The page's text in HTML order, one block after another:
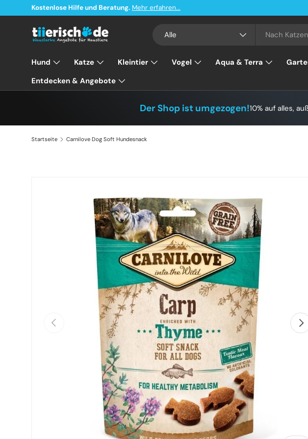
Direkt zum Inhalt
Kostenlose Hilfe und Beratung. Mehr erfahren...
Alle
Hund Katze Kleintier Vogel Aqua & Terra
Entdecken & Angebote
Der Shop ist umgezogen!10% auf alles,
Startseite Carnilove Dog Soft Hundesnack
Vorherige